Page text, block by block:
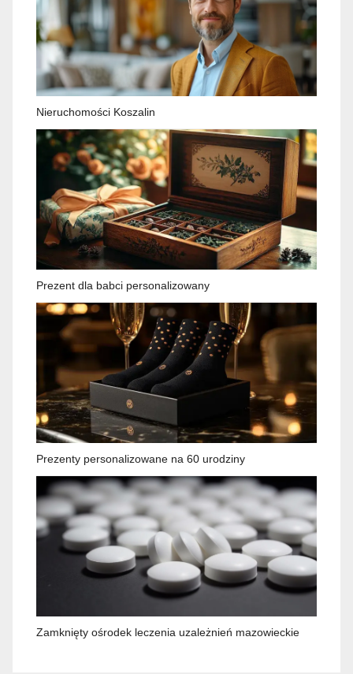
Nieruchomości Koszalin
Prezent dla babci personalizowany
Prezenty personalizowane na 60 urodziny
Zamknięty ośrodek leczenia uzależnień mazowieckie